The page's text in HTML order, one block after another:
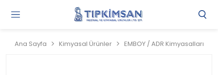
Ana Sayfa Kimyasal Ürünler EMBOY / ADR Kimyasalları